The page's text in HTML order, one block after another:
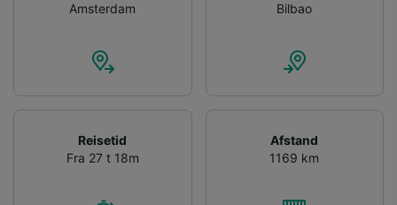
Amsterdam
Bilbao
Reisetid
Fra 27 t 18m
Afstand
1169 km